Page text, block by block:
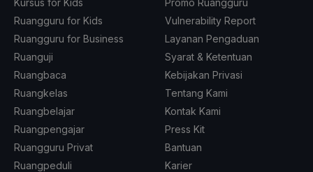
Ruangguru for Kids
Ruangguru for Business
Ruanguji
Ruangbaca
Ruangkelas
Ruangbelajar
Ruangpengajar
Ruangguru Privat
Ruangpeduli
Vulnerability Report
Layanan Pengaduan
Syarat & Ketentuan
Kebijakan Privasi
Tentang Kami
Kontak Kami
Press Kit
Bantuan
Karier